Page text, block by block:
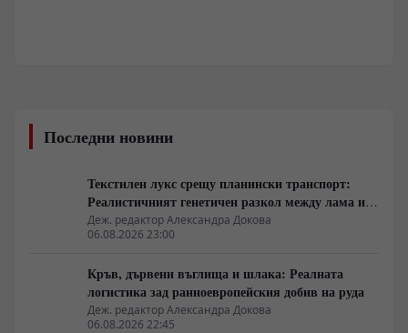
Последни новини
Текстилен лукс срещу планински транспорт:
Реалистичният генетичен разкол между лама и
алпака
Деж. редактор Александра Докова
06.08.2026 23:00
Кръв, дървени въглища и шлака: Реалната
логистика зад ранноевропейския добив на руда
Деж. редактор Александра Докова
06.08.2026 22:45